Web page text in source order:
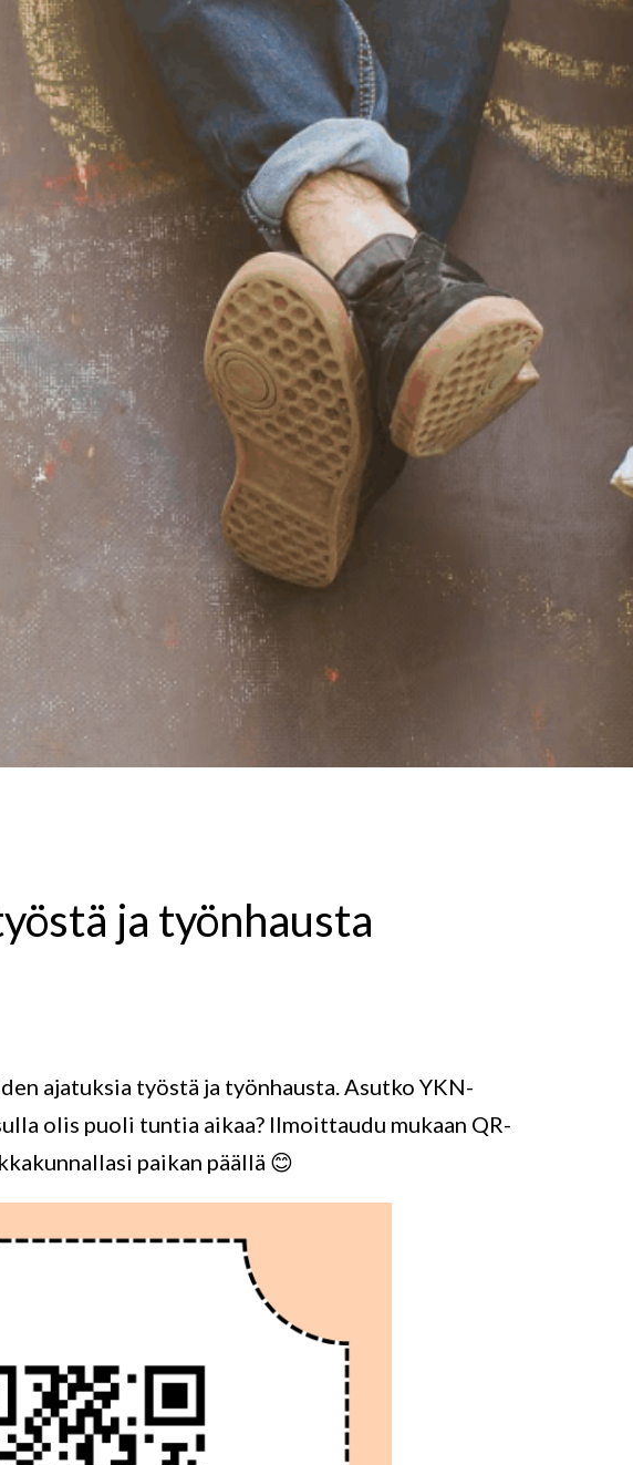
ja työnhausta
ajatuksia työstä ja työnhausta. Asutko YKN-
olis puoli tuntia aikaa? Ilmoittaudu mukaan QR-
paikan päällä 😊